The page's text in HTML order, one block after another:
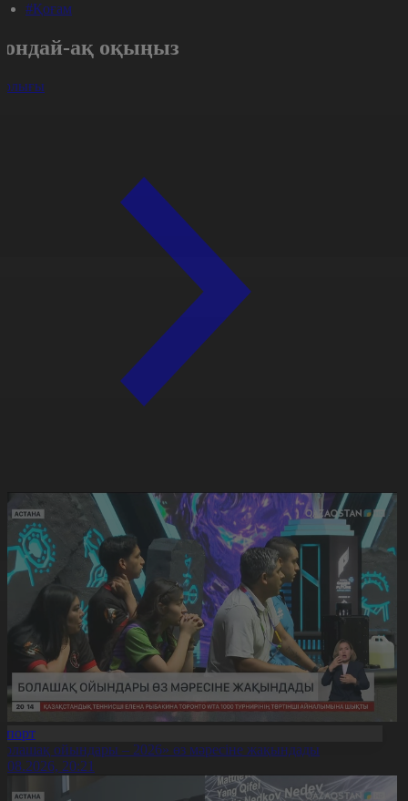
#Қоғам
ақ оқыңыз
ойындары – 2026» өз мәресіне жақындады
20:21